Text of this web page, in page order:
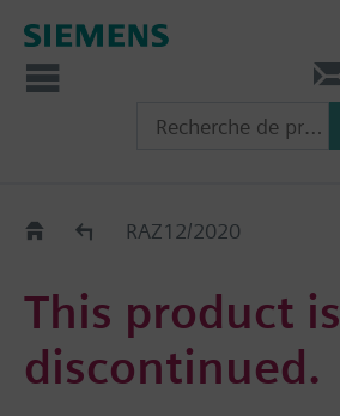
Old2NewRAZ12/2020
This product is
discontinued.